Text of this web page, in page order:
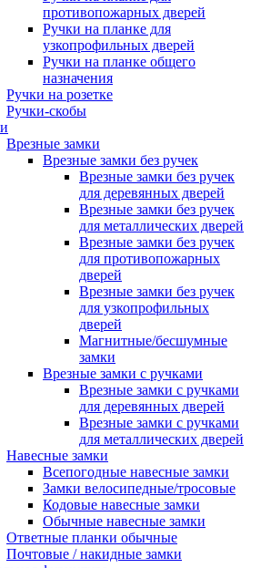
противопожарных дверей
Ручки на планке для
узкопрофильных дверей
Ручки на планке общего
назначения
Ручки на розетке
Ручки-скобы
Врезные замки
Врезные замки без ручек
Врезные замки без ручек
для деревянных дверей
Врезные замки без ручек
для металлических дверей
Врезные замки без ручек
для противопожарных
дверей
Врезные замки без ручек
для узкопрофильных
дверей
Магнитные/бесшумные
замки
Врезные замки с ручками
Врезные замки с ручками
для деревянных дверей
Врезные замки с ручками
для металлических дверей
Навесные замки
Всепогодные навесные замки
Замки велосипедные/тросовые
Кодовые навесные замки
Обычные навесные замки
Ответные планки обычные
Почтовые / накидные замки